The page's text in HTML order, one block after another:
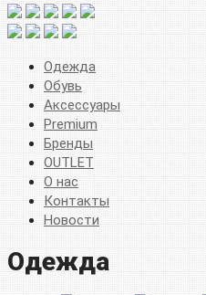
Одежда
Обувь
Аксессуары
Premium
Бренды
OUTLET
О нас
Контакты
Новости
Одежда